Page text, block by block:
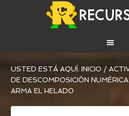
USTED ESTÁ AQUÍ:INICIO /
DE DESCOMPOSICIÓN
ARMA EL HELADO